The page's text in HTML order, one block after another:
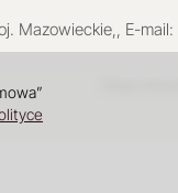
Mazowieckie , E-mail: